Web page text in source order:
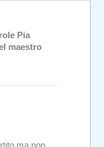
Pia
maestro